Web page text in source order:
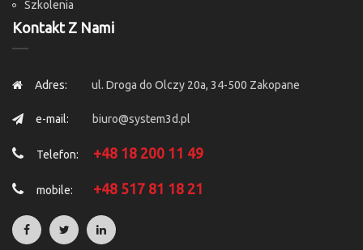
Szkolenia
Kontakt Z Nami
Adres: ul. Droga do Olczy 20a, 34-500 Zakopane
e-mail: biuro@system3d.pl
Telefon: +48 18 200 11 49
mobile: +48 517 81 18 21